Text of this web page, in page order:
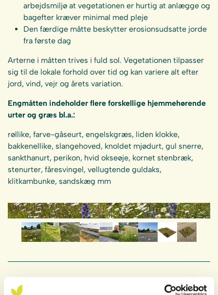
arbejdsmiljø at vegetationen er hurtig at anlægge og
bagefter kræver minimal med pleje
Den færdige måtte beskytter erosionsudsatte jorde
fra første dag
Arterne i måtten trives i fuld sol. Vegetationen tilpasser
sig til de lokale forhold over tid og kan variere alt efter
jord, vind, vejr og årets variation.
Engmåtten indeholder flere forskellige hjemmehørende
urter og græs bl.a.:
røllike, farve-gåseurt, engelskgræs, liden klokke,
bakkenellike, slangehoved, knoldet mjødurt, gul snerre,
sankthanurt, perikon, hvid okseøje, kornet stenbræk,
stenurter, fåresvingel, vellugtende guldaks,
klitkambunke, sandskæg mm
Produktdata